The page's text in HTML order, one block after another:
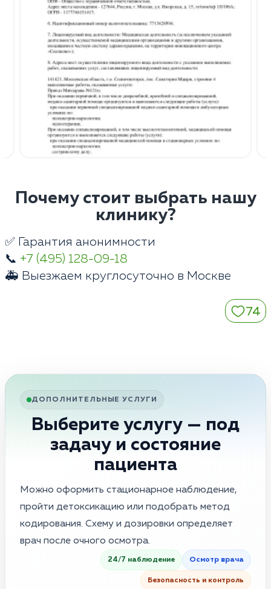
Почему стоит выбрать нашу
клинику?
✅ Гарантия анонимности
📞 +7 (495) 128-09-18
🚑 Выезжаем круглосуточно в Москве
74
ДОПОЛНИТЕЛЬНЫЕ УСЛУГИ
Выберите услугу — под
задачу и состояние
пациента
Можно оформить стационарное наблюдение,
пройти детоксикацию или подобрать метод
кодирования. Схему и дозировки определяет
врач после очного осмотра.
24/7 наблюдение Осмотр врача
Безопасность и контроль